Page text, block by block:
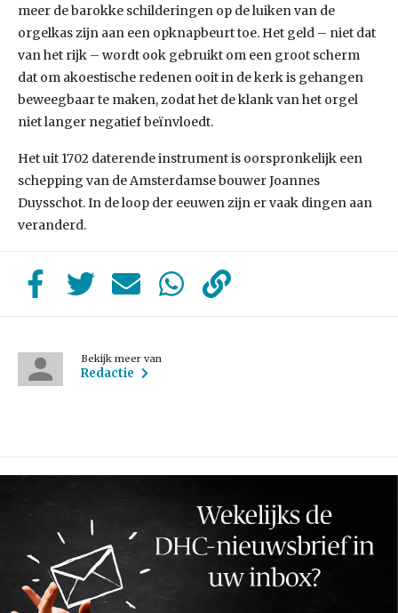
meer de barokke schilderingen op de luiken van de
orgelkas zijn aan een opknapbeurt toe. Het geld – niet dat
van het rijk – wordt ook gebruikt om een groot scherm
dat om akoestische redenen ooit in de kerk is gehangen
beweegbaar te maken, zodat het de klank van het orgel
niet langer negatief beïnvloedt.
Het uit 1702 daterende instrument is oorspronkelijk een
schepping van de Amsterdamse bouwer Joannes
Duysschot. In de loop der eeuwen zijn er vaak dingen aan
veranderd.
Bekijk meer van
Redactie